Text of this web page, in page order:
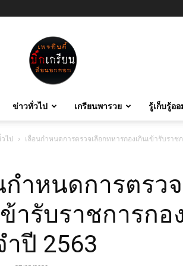
บิ๊ก
เกรียน
ข่าวทั่วไป เกรียนพารวย รู้เก็บรู้อ
ไป เลื่อนกำหนดการตรวจเลือกทหารกองเกินเข้ารับราช
กำหนดการตรว
ข้ารับราชการกอ
ำปี 2563